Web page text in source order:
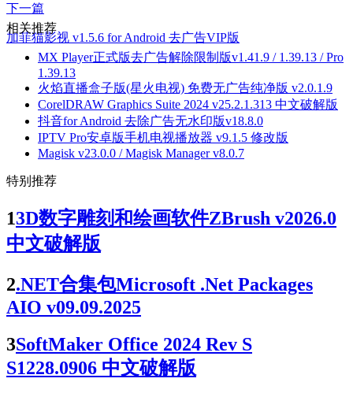
下一篇
加菲猫影视 v1.5.6 for Android 去广告VIP版
相关推荐
MX Player正式版去广告解除限制版v1.41.9 / 1.39.13 / Pro
1.39.13
火焰直播盒子版(星火电视) 免费无广告纯净版 v2.0.1.9
CorelDRAW Graphics Suite 2024 v25.2.1.313 中文破解版
抖音for Android 去除广告无水印版v18.8.0
IPTV Pro安卓版手机电视播放器 v9.1.5 修改版
Magisk v23.0.0 / Magisk Manager v8.0.7
特别推荐
13D数字雕刻和绘画软件ZBrush v2026.0
中文破解版
2.NET合集包Microsoft .Net Packages
AIO v09.09.2025
3SoftMaker Office 2024 Rev S
S1228.0906 中文破解版